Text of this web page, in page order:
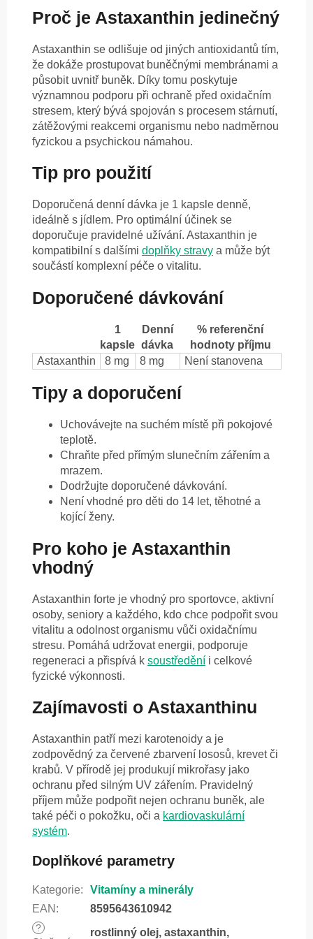
Proč je Astaxanthin jedinečný
Astaxanthin se odlišuje od jiných antioxidantů tím,
že dokáže prostupovat buněčnými membránami a
působit uvnitř buněk. Díky tomu poskytuje
významnou podporu při ochraně před oxidačním
stresem, který bývá spojován s procesem stárnutí,
zátěžovými reakcemi organismu nebo nadměrnou
fyzickou a psychickou námahou.
Tip pro použití
Doporučená denní dávka je 1 kapsle denně,
ideálně s jídlem. Pro optimální účinek se
doporučuje pravidelné užívání. Astaxanthin je
kompatibilní s dalšími doplňky stravy a může být
součástí komplexní péče o vitalitu.
Doporučené dávkování
1
kapsle
Denní
dávka
% referenční
hodnoty příjmu
Astaxanthin
8 mg 8 mg Není stanovena
Tipy a doporučení
Uchovávejte na suchém místě při pokojové
teplotě.
Chraňte před přímým slunečním zářením a
mrazem.
Dodržujte doporučené dávkování.
Není vhodné pro děti do 14 let, těhotné a
kojící ženy.
Pro koho je Astaxanthin
vhodný
Astaxanthin forte je vhodný pro sportovce, aktivní
osoby, seniory a každého, kdo chce podpořit svou
vitalitu a odolnost organismu vůči oxidačnímu
stresu. Pomáhá udržovat energii, podporuje
regeneraci a přispívá k soustředění i celkové
fyzické výkonnosti.
Zajímavosti o Astaxanthinu
Astaxanthin patří mezi karotenoidy a je
zodpovědný za červené zbarvení lososů, krevet či
krabů. V přírodě jej produkují mikrořasy jako
ochranu před silným UV zářením. Pravidelný
příjem může podpořit nejen ochranu buněk, ale
také péči o pokožku, oči a kardiovaskulární
systém.
Doplňkové parametry
Kategorie:
Vitamíny a minerály
EAN : 8595643610942
?
rostlinný olej, astaxanthin,